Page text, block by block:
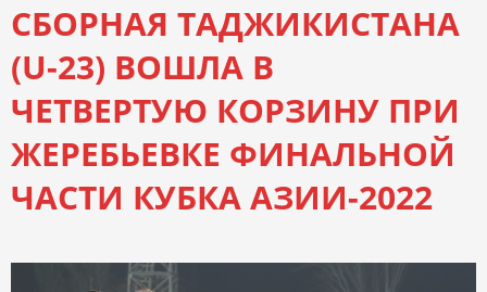
СБОРНАЯ ТАДЖИКИСТАНА
(U-23) ВОШЛА В
ЧЕТВЕРТУЮ КОРЗИНУ ПРИ
ЖЕРЕБЬЕВКЕ ФИНАЛЬНОЙ
ЧАСТИ КУБКА АЗИИ-2022